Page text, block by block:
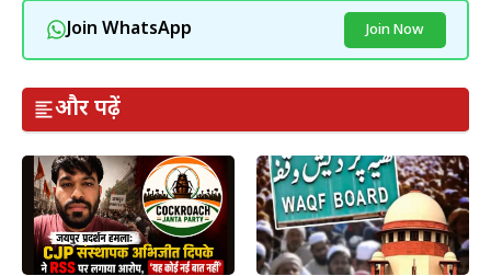
Join WhatsApp Join Now
और पढ़ें